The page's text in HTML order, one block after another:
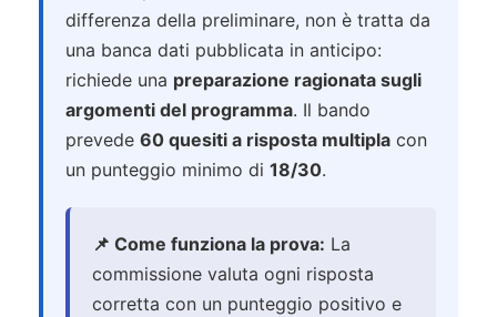
differenza della preliminare, non è tratta da
una banca dati pubblicata in anticipo:
richiede una preparazione ragionata sugli
argomenti del programma. Il bando
prevede 60 quesiti a risposta multipla con
un punteggio minimo di 18/30.
📌 Come funziona la prova: La
commissione valuta ogni risposta
corretta con un punteggio positivo e